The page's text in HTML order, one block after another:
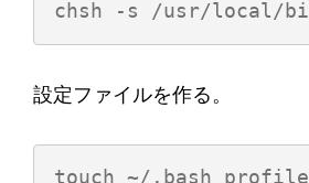
設定ファイルを作る。
touch ~/.bash_profile